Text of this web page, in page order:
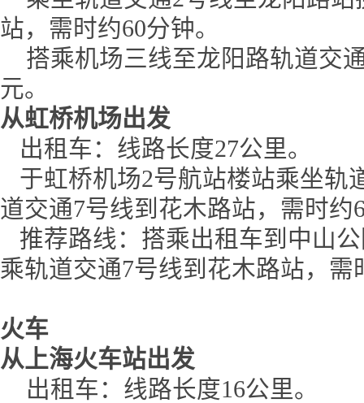
站，需时约60分钟。
搭乘机场三线至龙阳路轨道交
元。
从虹桥机场出发
出租车：线路长度27公里。
于虹桥机场2号航站楼站乘坐轨
道交通7号线到花木路站，需时约
推荐路线：搭乘出租车到中山
乘轨道交通7号线到花木路站，需
火车
从上海火车站出发
出租车：线路长度16公里。